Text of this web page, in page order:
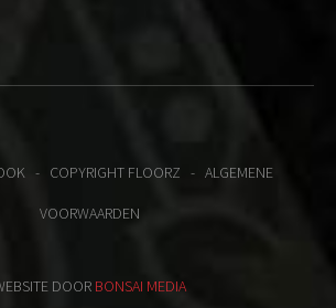
- COPYRIGHT FLOORZ - ALGEMENE
VOORWAARDEN
DOOR BONSAI MEDIA